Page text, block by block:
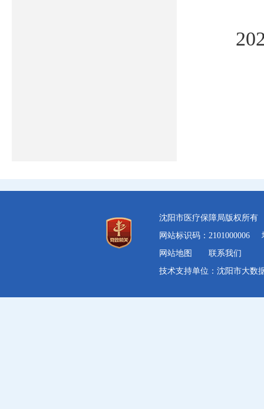
沈阳市医疗保障局版权所
网站标识码：2101000006
网站地图
联系我们
技术支持单位：沈阳市大数